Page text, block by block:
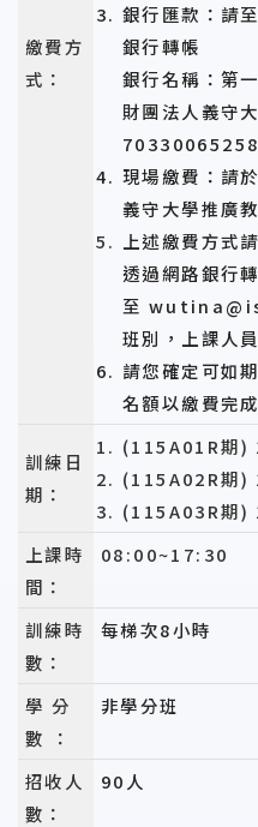
繳費方
式：
銀行匯款：請
銀行轉帳
銀行名稱：第
財團法人義守
70330065258
現場繳費：請
義守大學推廣
上述繳費方式
透過網路銀行
至
班別，上課人
請您確定可如
名額以繳費完
訓練日
期：
(115A01R期)
(115A02R期)
(115A03R期)
上課時
間：
08:00~17:30
訓練時
數：
每梯次8小時
學 分
數 ：
非學分班
招收人
數：
90人